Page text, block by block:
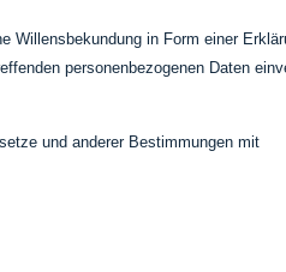
Willensbekundung in Form einer
personenbezogenen Daten
und anderer Bestimmungen mit